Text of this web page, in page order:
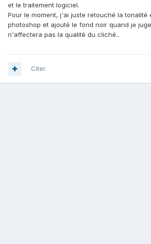
et le traitement logiciel.
Pour le moment, j'ai juste retouché la tonalité
photoshop et ajouté le fond noir quand je
n'affectera pas la qualité du cliché..
Citer